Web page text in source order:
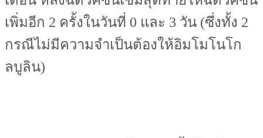
เพิ่มอีก 2 ครั้งในวันที่ 0 และ 3 วัน (ซึ่งทั้ง 2
กรณีไม่มีความจำเป็นต้องให้อิมโมโนโก
ลบูลิน)